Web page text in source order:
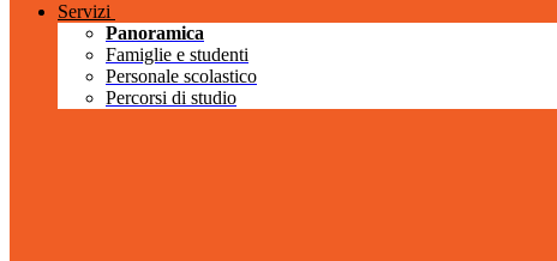
Servizi
Panoramica
Famiglie e studenti
Personale scolastico
Percorsi di studio